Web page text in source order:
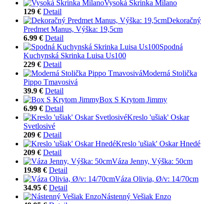
Vysoká Skrinka Milano
129 € Detail
Dekoračný
Predmet Manus, Výška: 19,5cm
6.99 € Detail
Spodná
Kuchynská Skrinka Luisa Us100
229 € Detail
Moderná Stolička
Pippo Tmavosivá
39.9 € Detail
Box S Krytom Jimmy
6.99 € Detail
Kreslo 'ušiak' Oskar
Svetlosivé
209 € Detail
Kreslo 'ušiak' Oskar Hnedé
209 € Detail
Váza Jenny, Výška: 50cm
19.98 € Detail
Váza Olivia, Ø/v: 14/70cm
34.95 € Detail
Nástenný Vešiak Enzo